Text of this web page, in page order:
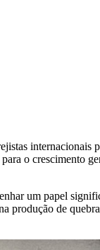
internacionais
o crescimento
um papel
produção de